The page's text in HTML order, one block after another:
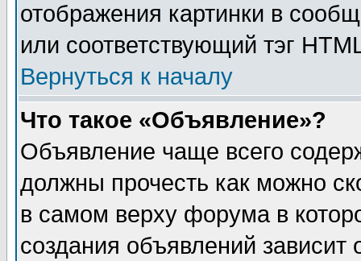
отображения картинки в
или соответствующий тэг
Вернуться к началу
Что такое «Объявление»?
Объявление чаще всего
должны прочесть как можно
в самом верху форума в
создания объявлений зависит